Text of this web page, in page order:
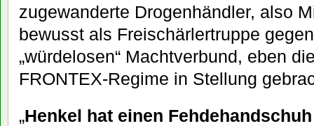
zugewanderte Drogenhändler, also
bewusst als Freischärlertruppe
„würdelosen“ Machtverbund, eben
FRONTEX-Regime in Stellung
„Henkel hat einen